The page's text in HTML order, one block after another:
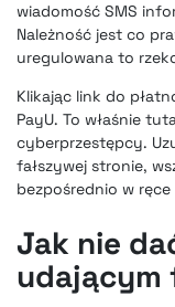
wiadomość SMS
Należność jest co
uregulowana to
Klikając link do
PayU. To właśnie
cyberprzestępcy.
fałszywej stronie,
bezpośrednio w
Jak nie
udającym